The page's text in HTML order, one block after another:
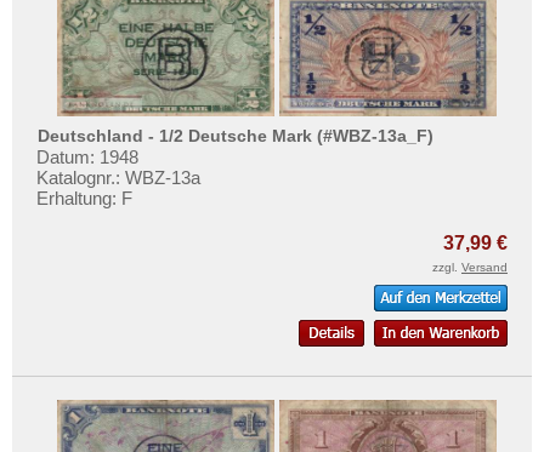
Deutschland - 1/2 Deutsche Mark (#WBZ-13a_F)
Datum: 1948
Katalognr.: WBZ-13a
Erhaltung: F
37,99 €
zzgl. Versand